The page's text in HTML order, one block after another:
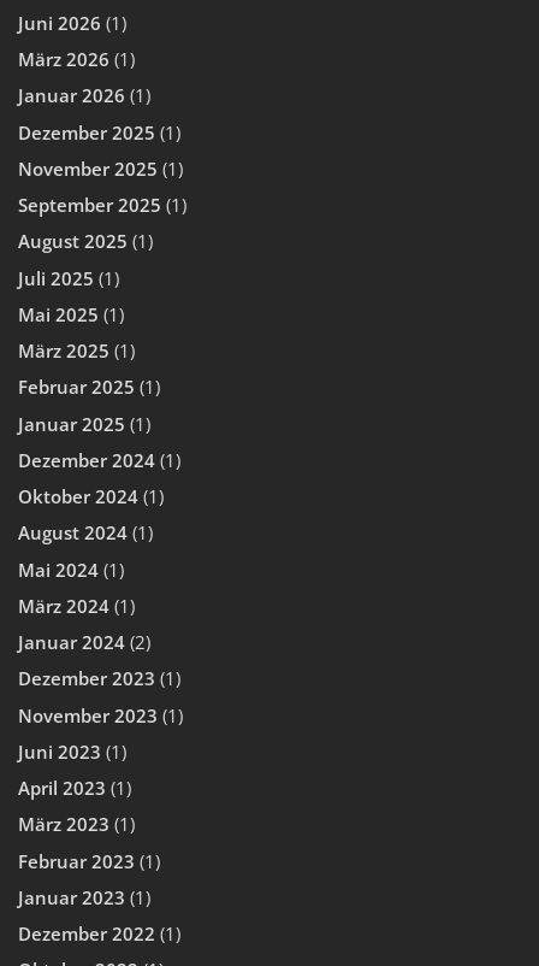
Juni 2026 (1)
März 2026 (1)
Januar 2026 (1)
Dezember 2025 (1)
November 2025 (1)
September 2025 (1)
August 2025 (1)
Juli 2025 (1)
Mai 2025 (1)
März 2025 (1)
Februar 2025 (1)
Januar 2025 (1)
Dezember 2024 (1)
Oktober 2024 (1)
August 2024 (1)
Mai 2024 (1)
März 2024 (1)
Januar 2024 (2)
Dezember 2023 (1)
November 2023 (1)
Juni 2023 (1)
April 2023 (1)
März 2023 (1)
Februar 2023 (1)
Januar 2023 (1)
Dezember 2022 (1)